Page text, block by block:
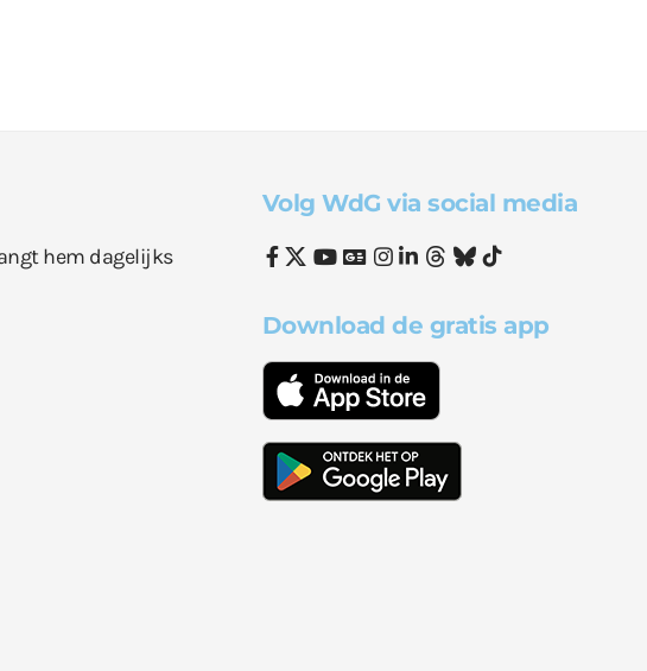
hem dagelijks
Volg WdG via social media
Download de gratis app